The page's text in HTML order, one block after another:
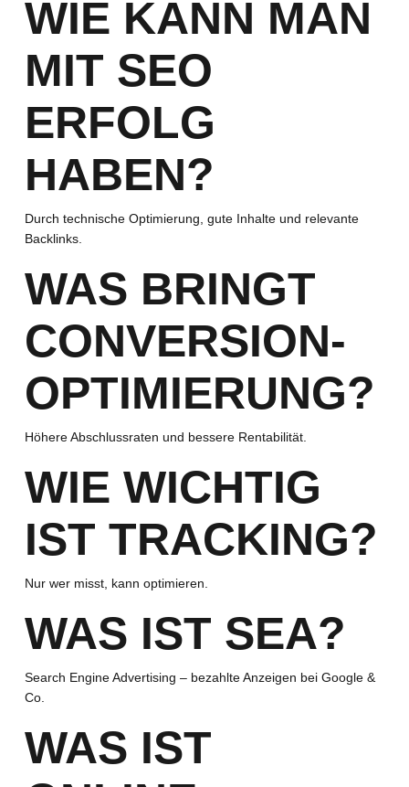
WIE KANN MAN
MIT SEO
ERFOLG
HABEN?
Durch technische Optimierung, gute Inhalte und relevante
Backlinks.
WAS BRINGT
CONVERSION-
OPTIMIERUNG?
Höhere Abschlussraten und bessere Rentabilität.
WIE WICHTIG
IST TRACKING?
Nur wer misst, kann optimieren.
WAS IST SEA?
Search Engine Advertising – bezahlte Anzeigen bei Google &
Co.
WAS IST